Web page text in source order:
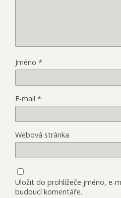
Jméno *
E-mail *
Webová stránka
Uložit do prohlížeče jméno, e-
budoucí komentáře.